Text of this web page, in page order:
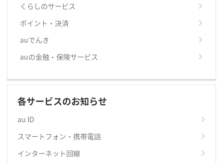
くらしのサービス
ポイント・決済
auでんき
auの金融・保険サービス
各サービスのお知らせ
au ID
スマートフォン・携帯電話
インターネット回線